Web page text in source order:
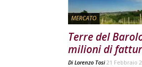
MERCATO
Terre del
milioni di
Di Lorenzo Tosi 21 Febbraio